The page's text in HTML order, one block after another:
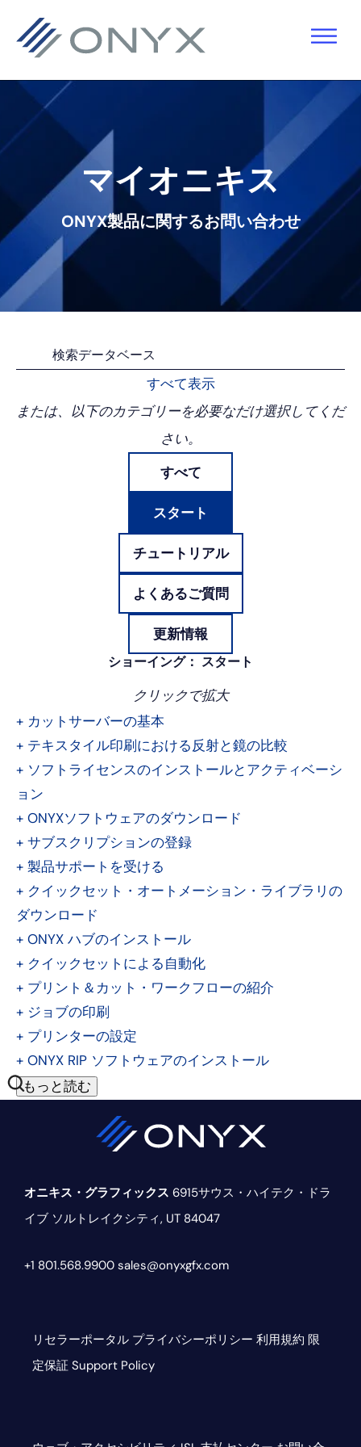
ー
ン
ス
キ
ッ
ス
プ
マイオニキス
ONYX製品に関するお問い合わせ
すべて表示
または、以下のカテゴリーを必要なだけ選択してくだ
さい。
すべて
スタート
チュートリアル
よくあるご質問
更新情報
ショーイング： スタート
クリックで拡大
+ カットサーバーの基本
+ テキスタイル印刷における反射と鏡の比較
+ ソフトライセンスのインストールとアクティベーシ
ョン
+ ONYXソフトウェアのダウンロード
+ サブスクリプションの登録
+ 製品サポートを受ける
+ クイックセット・オートメーション・ライブラリの
ダウンロード
+ ONYX ハブのインストール
+ クイックセットによる自動化
+ プリント＆カット・ワークフローの紹介
+ ジョブの印刷
+ プリンターの設定
+ ONYX RIP ソフトウェアのインストール
もっと読む
オニキス・グラフィックス 6915サウス・ハイテク・ドラ
イブ ソルトレイクシティ, UT 84047
+1 801.568.9900 sales@onyxgfx.com
リセラーポータル プライバシーポリシー 利用規約 限
定保証 Support Policy